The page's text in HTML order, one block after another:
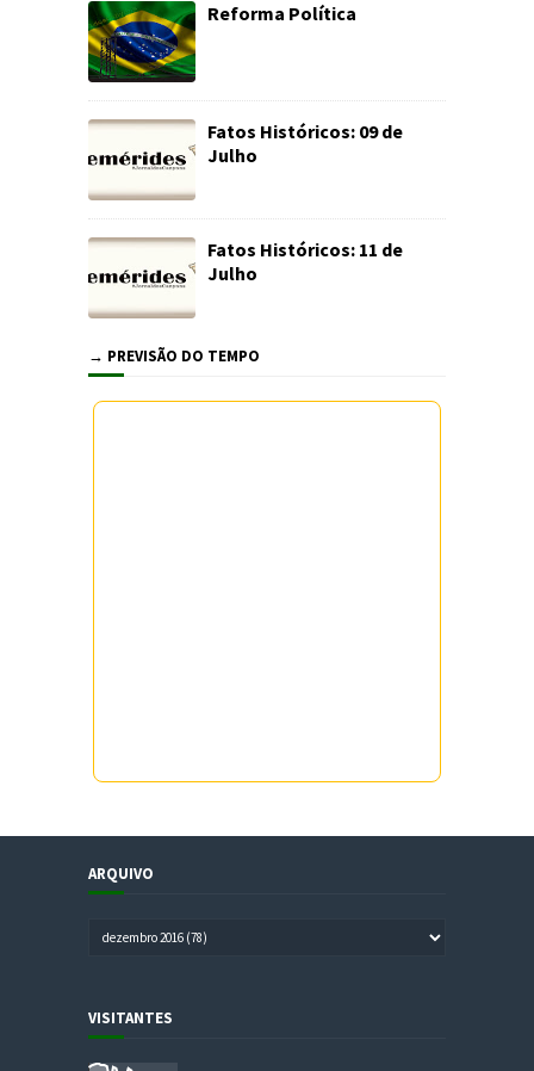
Reforma Política
Fatos Históricos: 09 de
Julho
Fatos Históricos: 11 de
Julho
→ PREVISÃO DO TEMPO
ARQUIVO
VISITANTES